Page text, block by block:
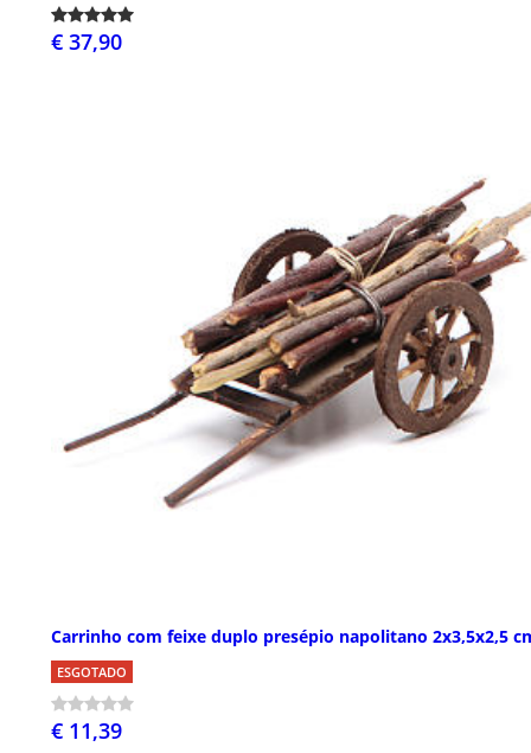
€ 37,90
Carrinho com feixe duplo presépio napolitano 2x3,5x2,5
ESGOTADO
€ 11,39